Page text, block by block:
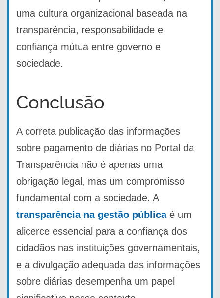
uma cultura organizacional baseada na
transparência, responsabilidade e
confiança mútua entre governo e
sociedade.
Conclusão
A correta publicação das informações
sobre pagamento de diárias no Portal da
Transparência não é apenas uma
obrigação legal, mas um compromisso
fundamental com a sociedade. A
transparência na gestão públicaé um
alicerce essencial para a confiança dos
cidadãos nas instituições governamentais,
e a divulgação adequada das informações
sobre diárias desempenha um papel